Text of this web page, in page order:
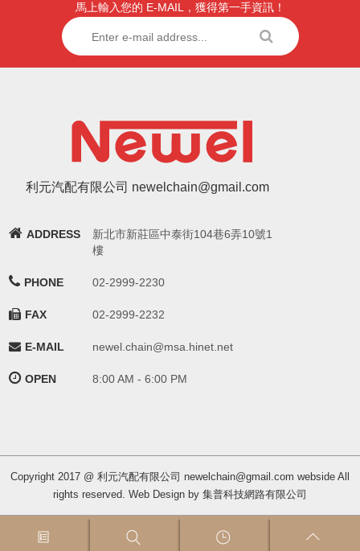
馬上輸入您的 E-MAIL，獲得第一手資訊！
利元汽配有限公司 newelchain@gmail.com
ADDRESS
新北市新莊區中泰街104巷6弄10號1
樓
PHONE 02-2999-2230
FAX 02-2999-2232
E-MAIL newel.chain@msa.hinet.net
OPEN 8:00 AM - 6:00 PM
Copyright 2017 @ 利元汽配有限公司 newelchain@gmail.com webside All
rights reserved. Web Design by 集普科技網路有限公司